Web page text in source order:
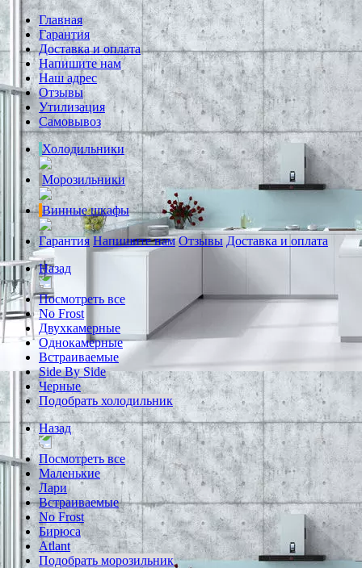
Главная
Гарантия
Доставка и оплата
Напишите нам
Наш адрес
Отзывы
Утилизация
Самовывоз
Холодильники
Морозильники
Винные шкафы
Гарантия Напишите нам Отзывы Доставка и оплата
Назад
Посмотреть все
No Frost
Двухкамерные
Однокамерные
Встраиваемые
Side By Side
Черные
Подобрать холодильник
Назад
Посмотреть все
Маленькие
Лари
Встраиваемые
No Frost
Бирюса
Atlant
Подобрать морозильник